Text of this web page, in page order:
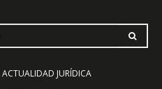
ACTUALIDAD JURÍDICA